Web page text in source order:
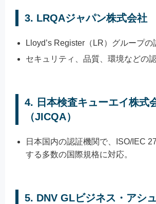
3. LRQAジャパン株式会社
Lloyd’s Register（LR）グループの
セキュリティ、品質、環境などの
4. 日本検査キューエイ株式
（JICQA）
日本国内の認証機関で、ISO/IEC
する多数の国際規格に対応。
5. DNV GLビジネス・アシ